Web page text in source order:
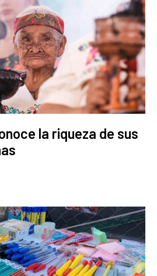
la riqueza de sus